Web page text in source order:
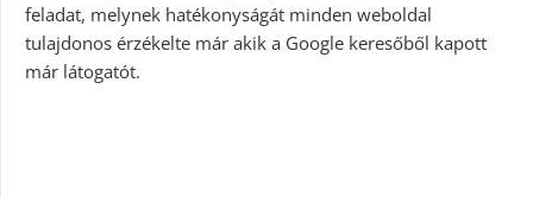
feladat, melynek hatékonyságát minden weboldal
tulajdonos érzékelte már akik a Google keresőből kapott
már látogatót.